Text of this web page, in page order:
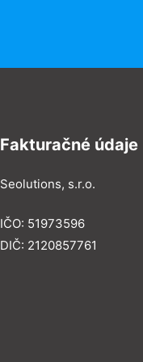
Fakturačné údaje
Seolutions, s.r.o.
IČO: 51973596
DIČ: 2120857761